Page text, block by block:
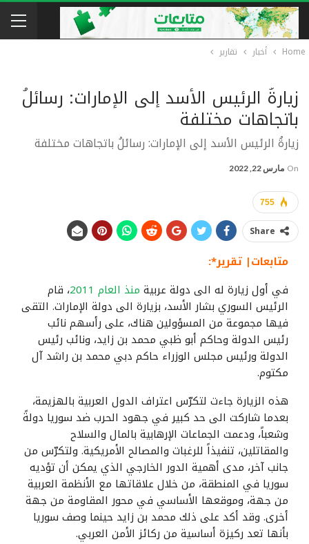
Home أخبار تقارير
زيارةُ الرئيس الأسد إلى الإمارات: رسائلُ
باتجاهات مختلفة
زيارةُ الرئيس الأسد إلى الإمارات: رسائلُ باتجاهات مختلفة
On مارس 22, 2022
755
Share
متابعات| تقرير*:
في أول زيارة له الى دولة عربية منذ العام 2011
، قام
الرئيس السوري بشار الأسد، بزيارة الى دولة الإمارات. التقى
فيها مجموعة من المسؤولين هناك، على رأسهم نائب
رئيس الدولة وحاكم أبو ظبي محمد بن زايد، ونائب رئيس
الدولة ورئيس مجلس الوزراء حاكم دبي محمد بن راشد آل
مكتوم.
هذه الزيارة جاءت لتكرّس اعتراف الدول العربية بالهزيمة،
بعدما شاركت الى حد كبير في جهود الحرب ضد سوريا دولةً
وشعباً، ودعمت الجماعات الإرهابية بالمال والسلاح
والمقاتلين، تنفيذاً للرغبات والمصالح الأمريكية. ولتكرّس من
جانب آخر، مدى أهمية الدور الخارجي الذي يمكن أن تؤديه
سوريا في المنطقة، من خلال علاقاتها مع الأنظمة العربية
من جهة، وموقعها الأساسي في محور المقاومة من جهة
أخرى. وقد أكد على ذلك محمد بن زايد حينما وصف سوريا
بأنها تعد ركيزة أساسية من ركائز الأمن العربي.